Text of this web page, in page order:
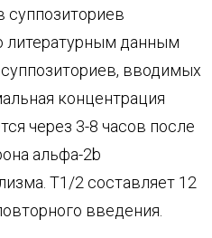
суппозиториев
литературным данным
вводимых
концентрация
через 3-8 часов после
альфа-2b
Т1/2 составляет 12
введения.